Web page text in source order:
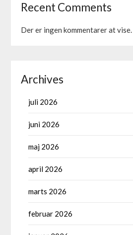
Recent Comments
Der er ingen kommentarer at vise.
Archives
juli 2026
juni 2026
maj 2026
april 2026
marts 2026
februar 2026